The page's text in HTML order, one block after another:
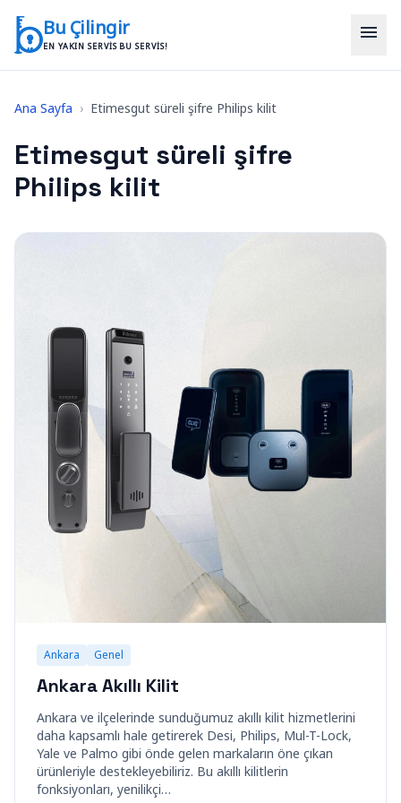
Bu Çilingir
EN YAKIN SERVIS BU SERVIS!
menu
Ana Sayfa › Etimesgut süreli şifre Philips kilit
Etimesgut süreli şifre
Philips kilit
Ankara Genel
Ankara Akıllı Kilit
Ankara ve ilçelerinde sunduğumuz akıllı kilit hizmetlerini
daha kapsamlı hale getirerek Desi, Philips, Mul-T-Lock,
Yale ve Palmo gibi önde gelen markaların öne çıkan
ürünleriyle destekleyebiliriz. Bu akıllı kilitlerin
fonksiyonları, yenilikçi…